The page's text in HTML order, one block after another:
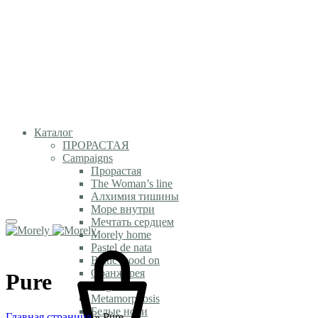
Каталог
ПРОРАСТАЯ
Campaigns
Прорастая
The Woman’s line
Алхимия тишины
Море внутри
Мечтать сердцем
Morely home
Pastel de nata
Baltic mood on
Оранжерея
Magic time
Metamorphosis
Белые ночи
Pure